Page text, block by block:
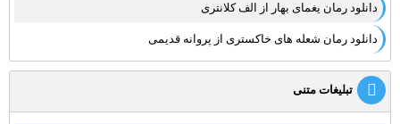
دانلود رمان یغمای بهار از الف کلانتری
دانلود رمان شعله های خاکستری از پروانه قدیمی
تبلیغات متنی